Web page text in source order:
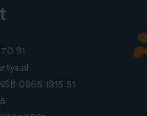
91
0865 1815 51